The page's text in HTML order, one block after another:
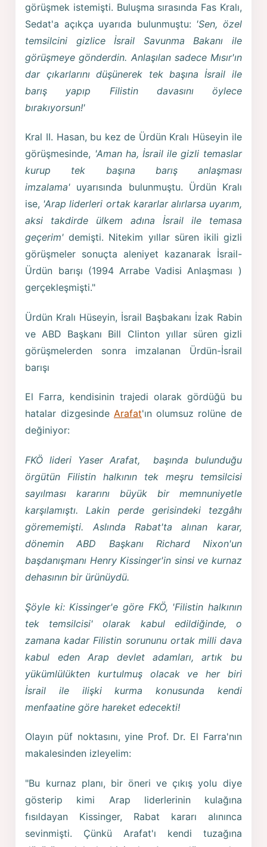
görüşmek istemişti. Buluşma sırasında Fas Kralı,
Sedat'a açıkça uyarıda bulunmuştu: 'Sen, özel
temsilcini gizlice İsrail Savunma Bakanı ile
görüşmeye gönderdin. Anlaşılan sadece Mısır'ın
dar çıkarlarını düşünerek tek başına İsrail ile
barış yapıp Filistin davasını öylece
bırakıyorsun!'
Kral II. Hasan, bu kez de Ürdün Kralı Hüseyin ile
görüşmesinde, 'Aman ha, İsrail ile gizli temaslar
kurup tek başına barış anlaşması
imzalama' uyarısında bulunmuştu. Ürdün Kralı
ise, 'Arap liderleri ortak kararlar alırlarsa uyarım,
aksi takdirde ülkem adına İsrail ile temasa
geçerim'demişti. Nitekim yıllar süren ikili gizli
görüşmeler sonuçta aleniyet kazanarak İsrail-
Ürdün barışı (1994 Arrabe Vadisi Anlaşması )
gerçekleşmişti."
Ürdün Kralı Hüseyin, İsrail Başbakanı İzak Rabin
ve ABD Başkanı Bill Clinton yıllar süren gizli
görüşmelerden sonra imzalanan Ürdün-İsrail
barışı
El Farra, kendisinin trajedi olarak gördüğü bu
hatalar dizgesinde Arafat'ın olumsuz rolüne de
değiniyor:
FKÖ lideri Yaser Arafat, başında bulunduğu
örgütün Filistin halkının tek meşru temsilcisi
sayılması kararını büyük bir memnuniyetle
karşılamıştı. Lakin perde gerisindeki tezgâhı
görememişti. Aslında Rabat'ta alınan karar,
dönemin ABD Başkanı Richard Nixon'un
başdanışmanı Henry Kissinger'in sinsi ve kurnaz
dehasının bir ürünüydü.
Şöyle ki: Kissinger'e göre FKÖ, 'Filistin halkının
tek temsilcisi' olarak kabul edildiğinde, o
zamana kadar Filistin sorununu ortak milli dava
kabul eden Arap devlet adamları, artık bu
yükümlülükten kurtulmuş olacak ve her biri
İsrail ile ilişki kurma konusunda kendi
menfaatine göre hareket edecekti!
Olayın püf noktasını, yine Prof. Dr. El Farra'nın
makalesinden izleyelim:
"Bu kurnaz planı, bir öneri ve çıkış yolu diye
gösterip kimi Arap liderlerinin kulağına
fısıldayan Kissinger, Rabat kararı alınınca
sevinmişti. Çünkü Arafat'ı kendi tuzağına